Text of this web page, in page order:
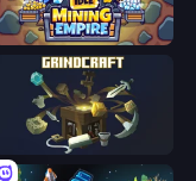
Idle Mining Empire
GrindCraft